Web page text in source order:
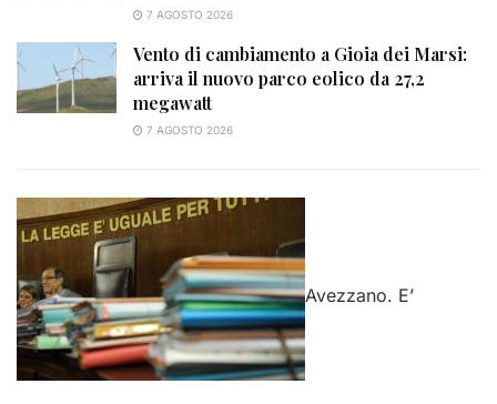
7 AGOSTO 2026
Vento di cambiamento a Gioia dei Marsi:
arriva il nuovo parco eolico da 27,2
megawatt
7 AGOSTO 2026
Avezzano. E’